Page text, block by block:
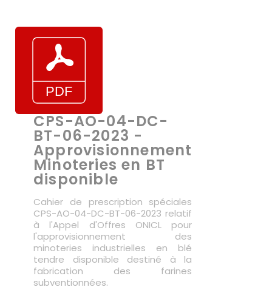
CPS-AO-04-DC-
BT-06-2023 -
Approvisionnement
Minoteries en BT
disponible
Cahier de prescription spéciales
CPS-AO-04-DC-BT-06-2023 relatif
à l'Appel d'Offres ONICL pour
l'approvisionnement des
minoteries industrielles en blé
tendre disponible destiné à la
fabrication des farines
subventionnées.